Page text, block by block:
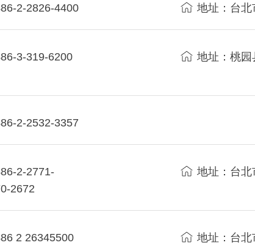
2-2826-4400 地址：台
3-319-6200
地址：桃
2-2532-3357
2-2771-
2672
地址：台
2 26345500 地址：台